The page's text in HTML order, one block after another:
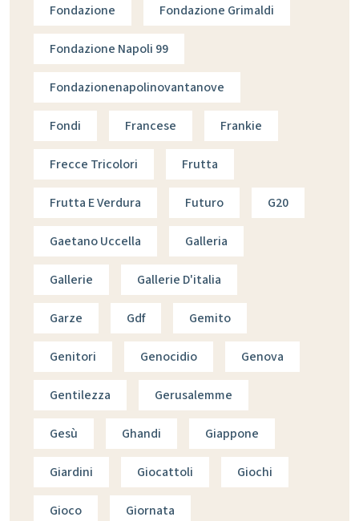
Fondazione Fondazione Grimaldi
Fondazione Napoli 99
Fondazionenapolinovantanove
Fondi Francese Frankie
Frecce Tricolori Frutta
Frutta E Verdura Futuro G20
Gaetano Uccella Galleria
Gallerie Gallerie D'italia
Garze Gdf Gemito
Genitori Genocidio Genova
Gentilezza Gerusalemme
Gesù Ghandi Giappone
Giardini Giocattoli Giochi
Gioco Giornata